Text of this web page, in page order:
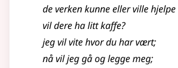
de verken kunne ellervillehjelpe
vil dere ha litt kaffe?
jeg vil vite hvor du har vært;
nå vil jeg gå og legge meg;